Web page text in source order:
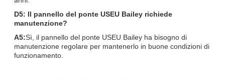
D5: Il pannello del ponte USEU Bailey richiede
manutenzione?
A5:Sì, il pannello del ponte USEU Bailey ha bisogno di
manutenzione regolare per mantenerlo in buone condizioni di
funzionamento.